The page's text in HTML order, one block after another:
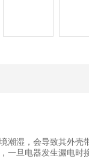
潮湿，会导致其外
一旦电器发生漏电